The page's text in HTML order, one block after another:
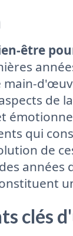
être
de
qui
de
années
clés